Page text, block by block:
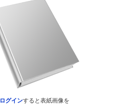
ログインすると表紙画像を